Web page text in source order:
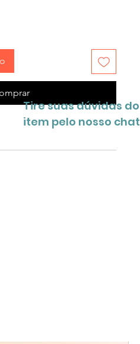
Tire suas dúvidas do
item pelo nosso chat